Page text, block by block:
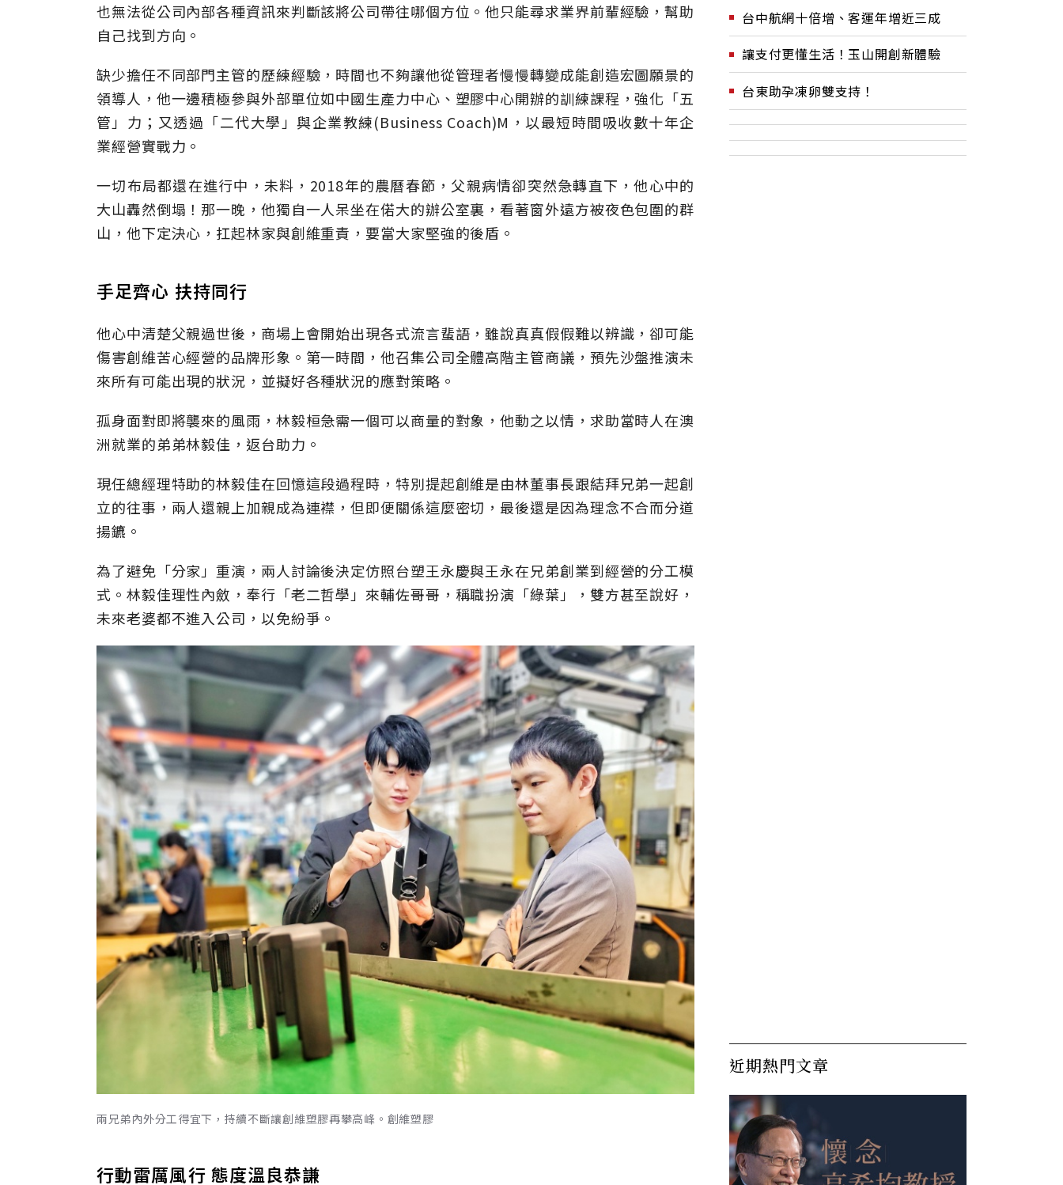
也無法從公司內部各種資訊來判斷該將公司帶往哪個方位。他只能尋求業界前輩經驗，幫助
自己找到方向。
缺少擔任不同部門主管的歷練經驗，時間也不夠讓他從管理者慢慢轉變成能創造宏圖願景的
領導人，他一邊積極參與外部單位如中國生產力中心、塑膠中心開辦的訓練課程，強化「五
管」力；又透過「二代大學」與企業教練(Business Coach)M，以最短時間吸收數十年企
業經營實戰力。
一切布局都還在進行中，未料，2018年的農曆春節，父親病情卻突然急轉直下，他心中的
大山轟然倒塌！那一晚，他獨自一人呆坐在偌大的辦公室裏，看著窗外遠方被夜色包圍的群
山，他下定決心，扛起林家與創維重責，要當大家堅強的後盾。
手足齊心 扶持同行
他心中清楚父親過世後，商場上會開始出現各式流言蜚語，雖說真真假假難以辨識，卻可能
傷害創維苦心經營的品牌形象。第一時間，他召集公司全體高階主管商議，預先沙盤推演未
來所有可能出現的狀況，並擬好各種狀況的應對策略。
孤身面對即將襲來的風雨，林毅桓急需一個可以商量的對象，他動之以情，求助當時人在澳
洲就業的弟弟林毅佳，返台助力。
現任總經理特助的林毅佳在回憶這段過程時，特別提起創維是由林董事長跟結拜兄弟一起創
立的往事，兩人還親上加親成為連襟，但即便關係這麼密切，最後還是因為理念不合而分道
揚鑣。
為了避免「分家」重演，兩人討論後決定仿照台塑王永慶與王永在兄弟創業到經營的分工模
式。林毅佳理性內斂，奉行「老二哲學」來輔佐哥哥，稱職扮演「綠葉」，雙方甚至說好，
未來老婆都不進入公司，以免紛爭。
兩兄弟內外分工得宜下，持續不斷讓創維塑膠再攀高峰。創維塑膠
行動雷厲風行 態度溫良恭謙
台中航網十倍增、客運年增近三成
讓支付更懂生活！玉山開創新體驗
台東助孕凍卵雙支持！
近期熱門文章